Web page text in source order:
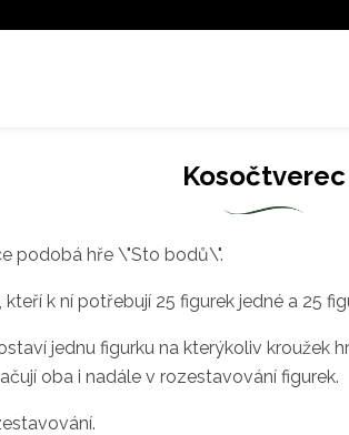
Kosočtverec
podobá hře \"Sto bodů\".
k ní potřebují 25 figurek jedné a 25
jednu figurku na kterýkoliv kroužek
oba i nadále v rozestavování figurek.